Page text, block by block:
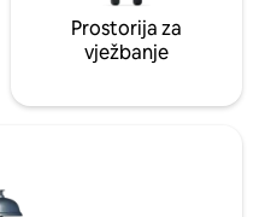
Prostorija za
vježbanje